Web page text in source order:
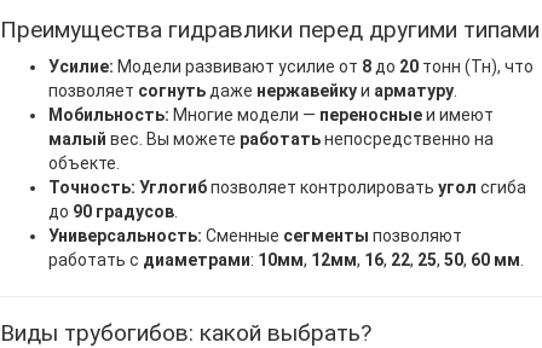
Преимущества гидравлики перед другими типами
Усилие: Модели развивают усилие от 8 до 20 тонн (Тн), что
позволяет согнуть даже нержавейкуи арматуру
Мобильность: Многие модели — переносныеи имеют
малый вес. Вы можете работатьнепосредственно на
объекте.
Точность: Углогибпозволяет контролировать угол сгиба
до 90 градусов
Универсальность: Сменные сегменты позволяют
работать с диаметрами: 10мм, 12мм, 16, 22, 25, 50, 60 мм
Виды трубогибов: какой выбрать?